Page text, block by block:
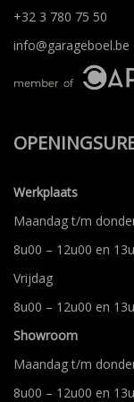
+32 3 780 75 50
info@garageboel.be
Werkplaats
Maandag t/m
8u00 – 12u00 en
Vrijdag
8u00 – 12u00 en
Showroom
Maandag t/m
8u00 – 12u00 en